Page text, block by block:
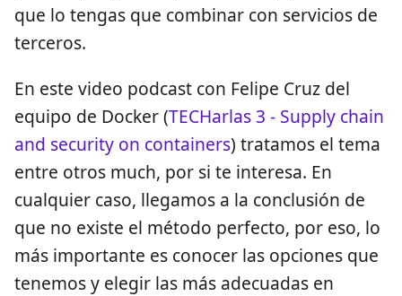
que lo tengas que combinar con servicios de
terceros.
En este video podcast con Felipe Cruz del
equipo de Docker (TECHarlas 3 - Supply chain
and security on containers) tratamos el tema
entre otros much, por si te interesa. En
cualquier caso, llegamos a la conclusión de
que no existe el método perfecto, por eso, lo
más importante es conocer las opciones que
tenemos y elegir las más adecuadas en